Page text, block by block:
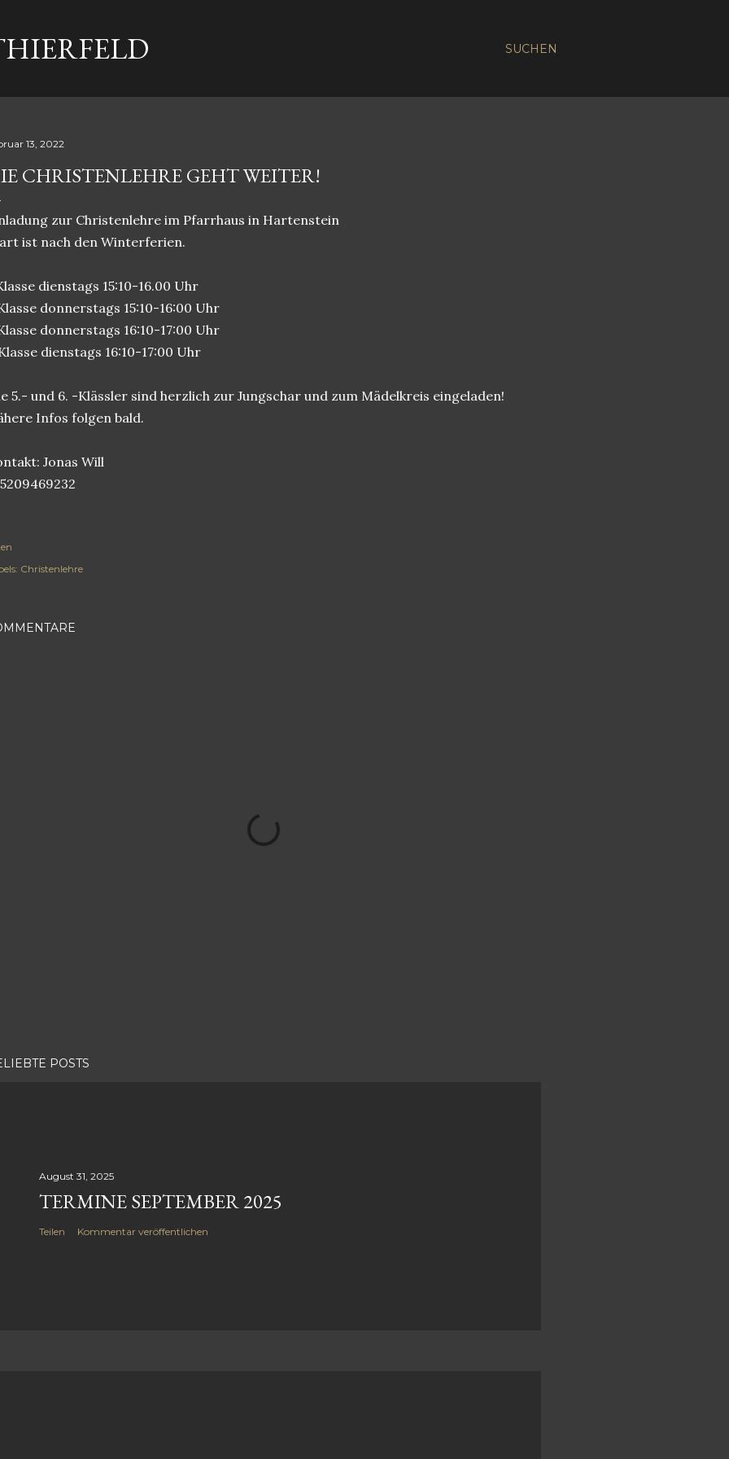
SUCHEN
13, 2022
CHRISTENLEHRE GEHT WEITER!
zur Christenlehre im Pfarrhaus in Hartenstein
ist nach den Winterferien.
dienstags 15:10-16.00 Uhr
donnerstags 15:10-16:00 Uhr
donnerstags 16:10-17:00 Uhr
dienstags 16:10-17:00 Uhr
5.- und 6. -Klässler sind herzlich zur Jungschar und zum Mädelkreis eingeladen!
Infos folgen bald.
Jonas Will
Christenlehre
POSTS
August 31, 2025
TERMINE SEPTEMBER 2025
Teilen Kommentar veröffentlichen